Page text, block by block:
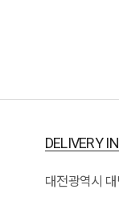
DELIVERY
대전광역시